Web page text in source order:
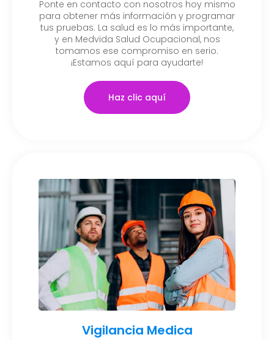
Ponte en contacto con nosotros hoy mismo
para obtener más información y programar
tus pruebas. La salud es lo más importante,
y en Medvida Salud Ocupacional, nos
tomamos ese compromiso en serio.
¡Estamos aquí para ayudarte!
Haz clic aquí
Vigilancia Medica